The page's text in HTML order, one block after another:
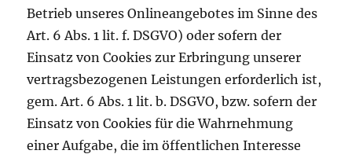
Betrieb unseres Onlineangebotes im Sinne des
Art. 6 Abs. 1 lit. f. DSGVO) oder sofern der
Einsatz von Cookies zur Erbringung unserer
vertragsbezogenen Leistungen erforderlich ist,
gem. Art. 6 Abs. 1 lit. b. DSGVO, bzw. sofern der
Einsatz von Cookies für die Wahrnehmung
einer Aufgabe, die im öffentlichen Interesse